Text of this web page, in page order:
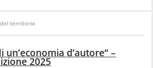
del territorio
un’economia d’autore“ –
2025